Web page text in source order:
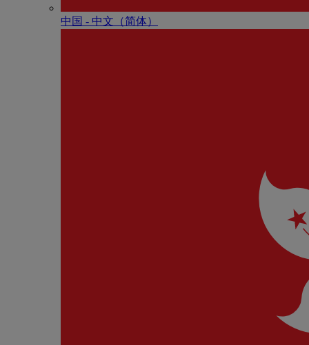
中国 - 中⽂（简体）